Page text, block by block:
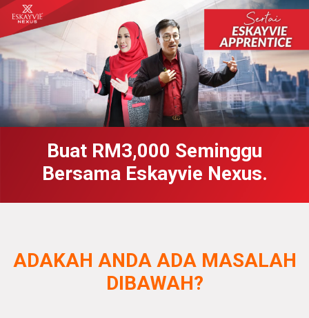
Buat RM3,000 Seminggu
Bersama Eskayvie Nexus.
ADAKAH ANDA ADA MASALAH
DIBAWAH?